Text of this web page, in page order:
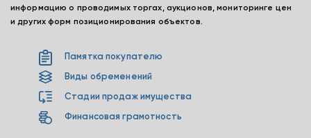
информацию о проводимых торгах, аукционов, мониторинге цен
и других форм позиционирования объектов.
Памятка покупателю
Виды обременений
Стадии продаж имущества
Финансовая грамотность